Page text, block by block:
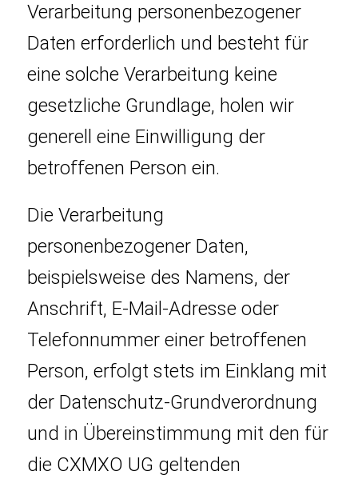
Verarbeitung personenbezogener
Daten erforderlich und besteht für
eine solche Verarbeitung keine
gesetzliche Grundlage, holen wir
generell eine Einwilligung der
betroffenen Person ein.
Die Verarbeitung
personenbezogener Daten,
beispielsweise des Namens, der
Anschrift, E-Mail-Adresse oder
Telefonnummer einer betroffenen
Person, erfolgt stets im Einklang mit
der Datenschutz-Grundverordnung
und in Übereinstimmung mit den für
die CXMXO UG geltenden